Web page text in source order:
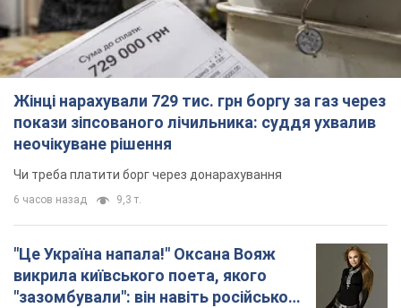
Жінці нарахували 729 тис. грн боргу за газ через
покази зіпсованого лічильника: суддя ухвалив
неочікуване рішення
Чи треба платити борг через донарахування
6 часов назад 9,3 т.
"Це Україна напала!" Оксана Вояж
викрила київського поета, якого
"зазомбували": він навіть російської